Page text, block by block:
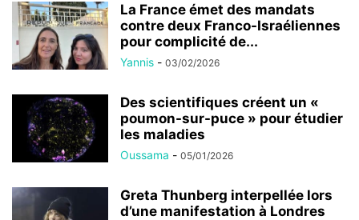
La France émet des mandats
contre deux Franco-Israéliennes
pour complicité de...
Yannis - 03/02/2026
Des scientifiques créent un «
poumon-sur-puce » pour étudier
les maladies
Oussama - 05/01/2026
Greta Thunberg interpellée lors
d’une manifestation à Londres